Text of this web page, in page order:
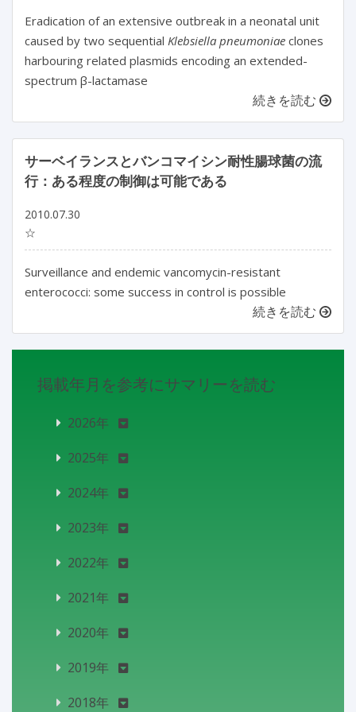
Eradication of an extensive outbreak in a neonatal unit
caused by two sequential Klebsiella pneumoniae clones
harbouring related plasmids encoding an extended-
spectrum β-lactamase
続きを読む
サーベイランスとバンコマイシン耐性腸球菌の流
行：ある程度の制御は可能である
2010.07.30
☆
Surveillance and endemic vancomycin-resistant
enterococci: some success in control is possible
続きを読む
掲載年月を参考にサマリーを読む
2026年
2025年
2024年
2023年
2022年
2021年
2020年
2019年
2018年